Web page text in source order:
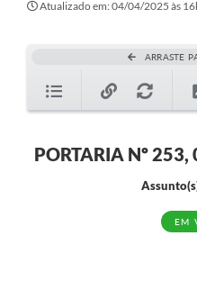
Turismo
Coronavírus
Serviços Online
Atualizado em: 04/04/2025 às
ARRASTE
PORTARIA Nº 253,
EM